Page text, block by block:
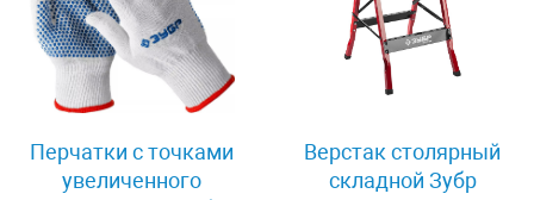
Перчатки с точками
увеличенного
Верстак столярный
складной Зубр